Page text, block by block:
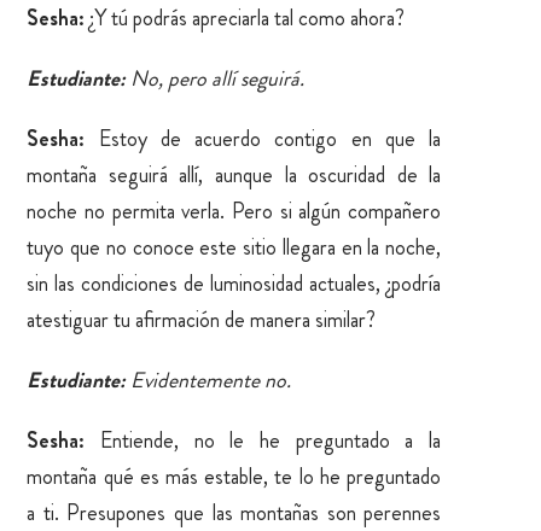
Sesha:¿Y tú podrás apreciarla tal como ahora?
Estudiante:No, pero allí seguirá.
Sesha: Estoy de acuerdo contigo en que la
montaña seguirá allí, aunque la oscuridad de la
noche no permita verla. Pero si algún compañero
tuyo que no conoce este sitio llegara en la noche,
sin las condiciones de luminosidad actuales, ¿podría
atestiguar tu afirmación de manera similar?
Estudiante:Evidentemente no.
Sesha: Entiende, no le he preguntado a la
montaña qué es más estable, te lo he preguntado
a ti. Presupones que las montañas son perennes